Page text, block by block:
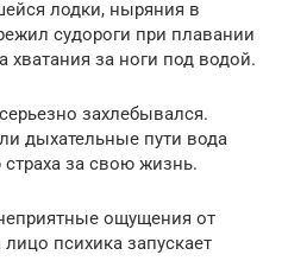
лодки, ныряния в
судороги при плавании
хватания за ноги под водой.
захлебывался.
дыхательные пути вода
за свою жизнь.
ощущения от
психика запускает